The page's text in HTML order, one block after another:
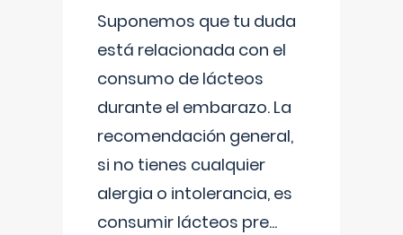
Suponemos que tu duda
está relacionada con el
consumo de lácteos
durante el embarazo. La
recomendación general,
si no tienes cualquier
alergia o intolerancia, es
consumir lácteos pre...